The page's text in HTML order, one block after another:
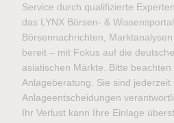
Service durch qualifizierte
das LYNX Börsen- &
Börsennachrichten,
bereit – mit Fokus auf die
asiatischen Märkte. Bitte
Anlageberatung. Sie sind jederzeit
Anlageentscheidungen
Ihr Verlust kann Ihre Einlage